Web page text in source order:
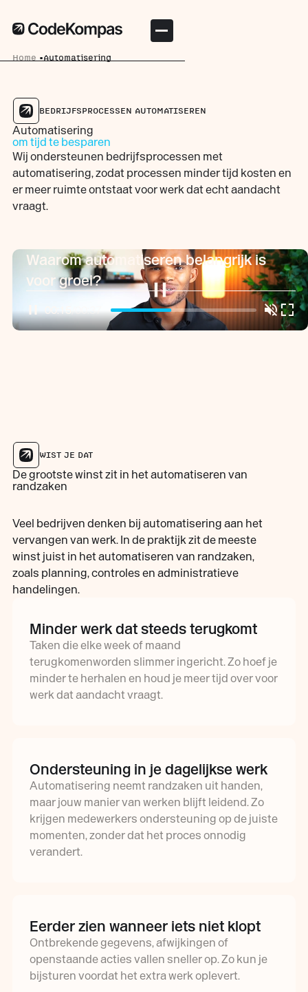
Home Automatisering
BEDRIJFSPROCESSEN AUTOMATISEREN
Automatisering
om tijd te besparen
Wij ondersteunen bedrijfsprocessen met
automatisering, zodat processen minder tijd kosten en
er meer ruimte ontstaat voor werk dat echt aandacht
vraagt.
Waarom automatiseren belangrijk is
voor groei?
00:16
WIST JE DAT
De grootste winst zit in het automatiseren van
randzaken
Veel bedrijven denken bij automatisering aan het
vervangen van werk. In de praktijk zit de meeste
winst juist in het automatiseren van randzaken,
zoals planning, controles en administratieve
handelingen.
Minder werk dat steeds terugkomt
Taken die elke week of maand
terugkomenworden slimmer ingericht. Zo hoef je
minder te herhalen en houd je meer tijd over voor
werk dat aandacht vraagt.
Ondersteuning in je dagelijkse werk
Automatisering neemt randzaken uit handen,
maar jouw manier van werken blijft leidend. Zo
krijgen medewerkers ondersteuning op de juiste
momenten, zonder dat het proces onnodig
verandert.
Eerder zien wanneer iets niet klopt
Ontbrekende gegevens, afwijkingen of
openstaande acties vallen sneller op. Zo kun je
bijsturen voordat het extra werk oplevert.